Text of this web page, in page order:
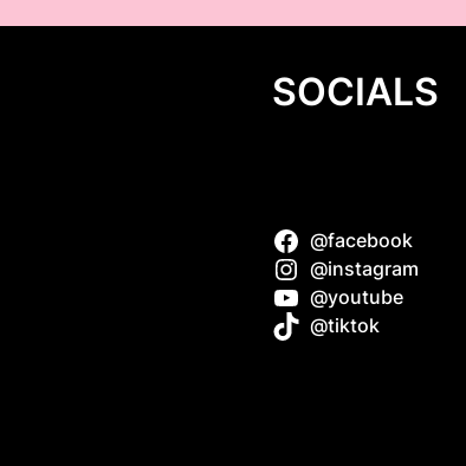
SOCIALS
@facebook
@instagram
@youtube
@tiktok